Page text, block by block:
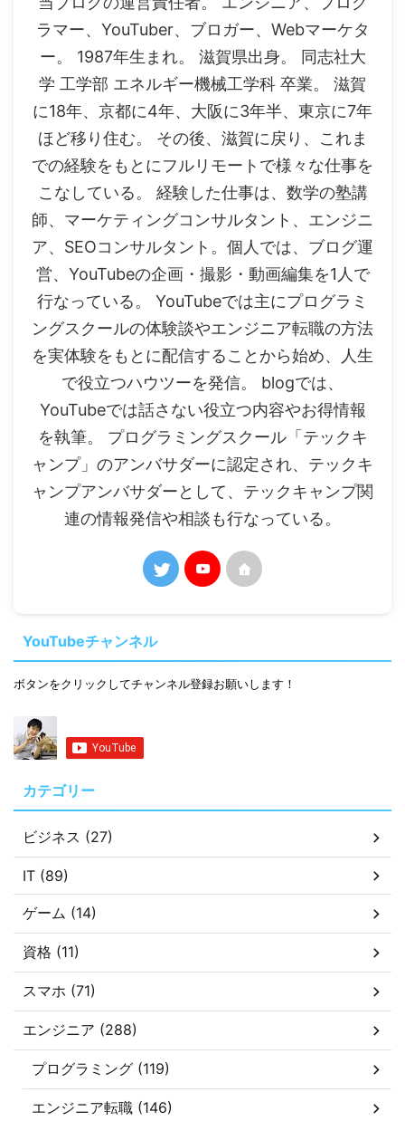
ラマー、YouTuber、ブロガー、Webマーケタ
ー。 1987年生まれ。 滋賀県出身。 同志社大
学 工学部 エネルギー機械工学科 卒業。 滋賀
に18年、京都に4年、大阪に3年半、東京に7年
ほど移り住む。 その後、滋賀に戻り、これま
での経験をもとにフルリモートで様々な仕事を
こなしている。 経験した仕事は、数学の塾講
師、マーケティングコンサルタント、エンジニ
ア、SEOコンサルタント。個人では、ブログ運
営、YouTubeの企画・撮影・動画編集を1人で
行なっている。 YouTubeでは主にプログラミ
ングスクールの体験談やエンジニア転職の方法
を実体験をもとに配信することから始め、人生
で役立つハウツーを発信。 blogでは、
YouTubeでは話さない役立つ内容やお得情報
を執筆。 プログラミングスクール「テックキ
ャンプ」のアンバサダーに認定され、テックキ
ャンプアンバサダーとして、テックキャンプ関
連の情報発信や相談も行なっている。
YouTubeチャンネル
ボタンをクリックしてチャンネル登録お願いします！
カテゴリー
ビジネス (27)
IT (89)
ゲーム (14)
資格 (11)
スマホ (71)
エンジニア (288)
プログラミング (119)
エンジニア転職 (146)